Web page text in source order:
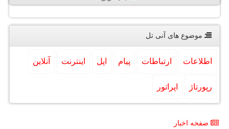
موضوع های آنی تل
اطلاعات ارتباطات پیام اپل اینترنت آنلاین
رپورتاژ اپراتور
صفحه اخبار